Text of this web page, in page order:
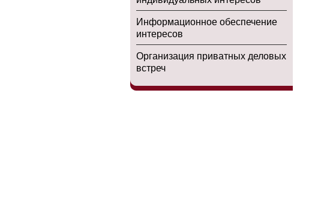
Информационное обеспечение
интересов
Организация приватных деловых
встреч